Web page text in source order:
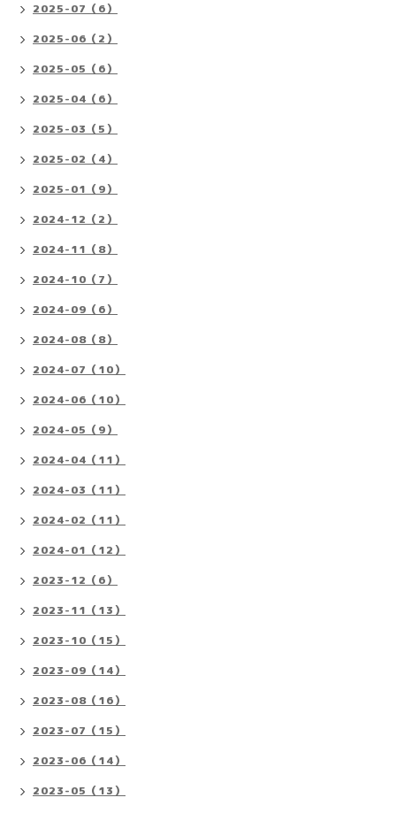
2025-07（6）
2025-06（2）
2025-05（6）
2025-04（6）
2025-03（5）
2025-02（4）
2025-01（9）
2024-12（2）
2024-11（8）
2024-10（7）
2024-09（6）
2024-08（8）
2024-07（10）
2024-06（10）
2024-05（9）
2024-04（11）
2024-03（11）
2024-02（11）
2024-01（12）
2023-12（6）
2023-11（13）
2023-10（15）
2023-09（14）
2023-08（16）
2023-07（15）
2023-06（14）
2023-05（13）